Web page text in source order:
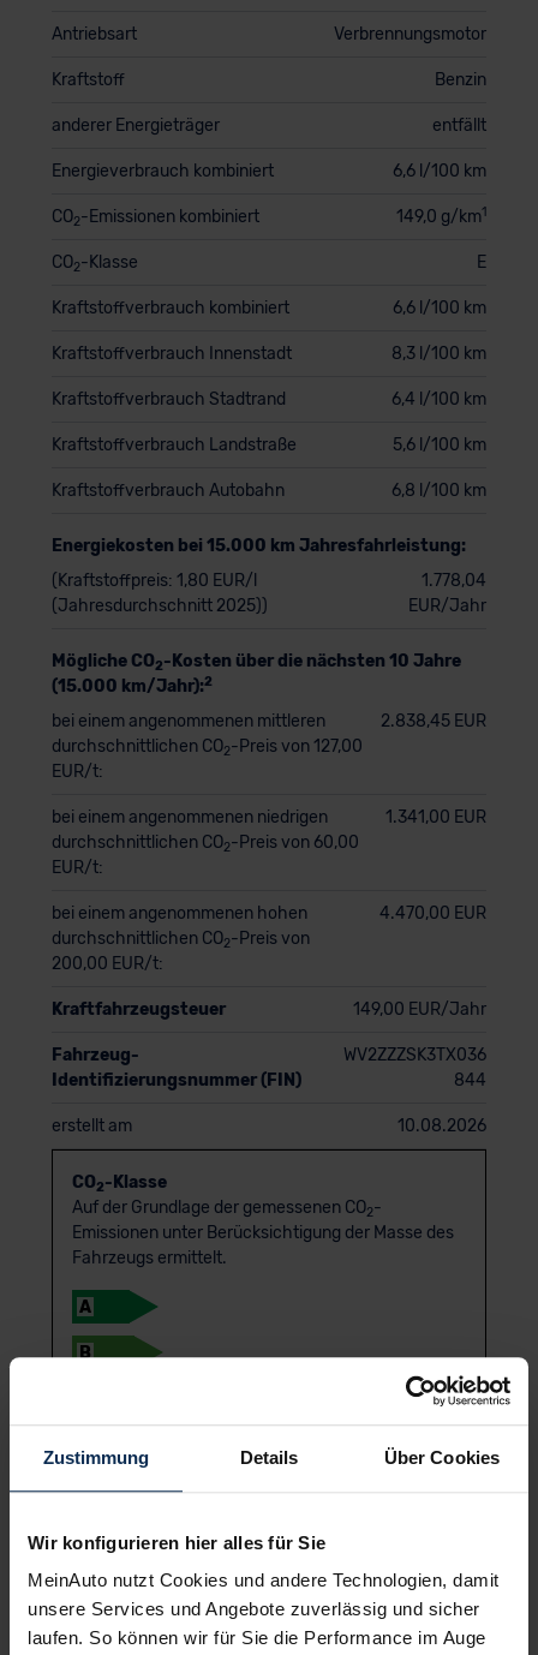
Zustimmung Details Über Cookies
Wir konfigurieren hier alles für Sie
MeinAuto nutzt Cookies und andere Technologien, damit
unsere Services und Angebote zuverlässig und sicher
laufen. So können wir für Sie die Performance im Auge
Antriebsart Verbrennungsmotor
Kraftstoff Benzin
anderer Energieträger entfällt
Energieverbrauch kombiniert 6,6 l/100 km
CO2-Emissionen kombiniert 149,0 g/km1
CO2-Klasse E
Kraftstoffverbrauch kombiniert 6,6 l/100 km
Kraftstoffverbrauch Innenstadt 8,3 l/100 km
Kraftstoffverbrauch Stadtrand 6,4 l/100 km
Kraftstoffverbrauch Landstraße 5,6 l/100 km
Kraftstoffverbrauch Autobahn 6,8 l/100 km
Energiekosten bei 15.000 km Jahresfahrleistung:
(Kraftstoffpreis: 1,80 EUR/l
(Jahresdurchschnitt 2025))
1.778,04
EUR/Jahr
Mögliche CO2-Kosten über die nächsten 10 Jahre
(15.000 km/Jahr):2
bei einem angenommenen mittleren
durchschnittlichen CO2-Preis von 127,00
EUR/t:
2.838,45 EUR
bei einem angenommenen niedrigen
durchschnittlichen CO2-Preis von 60,00
EUR/t:
1.341,00 EUR
bei einem angenommenen hohen
durchschnittlichen CO2-Preis von
200,00 EUR/t:
4.470,00 EUR
Kraftfahrzeugsteuer 149,00 EUR/Jahr
Fahrzeug-
Identifizierungsnummer (FIN)
WV2ZZZSK3TX036
844
erstellt am 10.08.2026
CO2-Klasse
Auf der Grundlage der gemessenen CO2-
Emissionen unter Berücksichtigung der Masse des
Fahrzeugs ermittelt.
A
B
E
F
G
Die Informationen erfolgen gemäß der Pkw-Energie­verbrauchs­